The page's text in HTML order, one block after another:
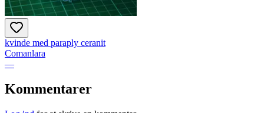
kvinde med paraply ceranit
Comanlara
—
Kommentarer